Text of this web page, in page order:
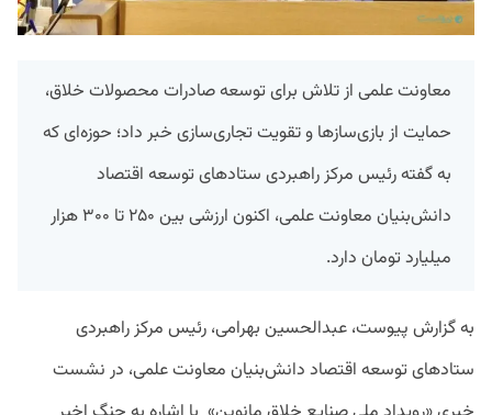
معاونت علمی از تلاش برای توسعه صادرات محصولات خلاق،
حمایت از بازی‌سازها و تقویت تجاری‌سازی خبر داد؛ حوزه‌ای که
به گفته رئیس مرکز راهبردی ستادهای توسعه اقتصاد
دانش‌بنیان معاونت علمی، اکنون ارزشی بین ۲۵۰ تا ۳۰۰ هزار
میلیارد تومان دارد.
به گزارش پیوست، عبدالحسین بهرامی، رئیس مرکز راهبردی
ستادهای توسعه اقتصاد دانش‌بنیان معاونت علمی، در نشست